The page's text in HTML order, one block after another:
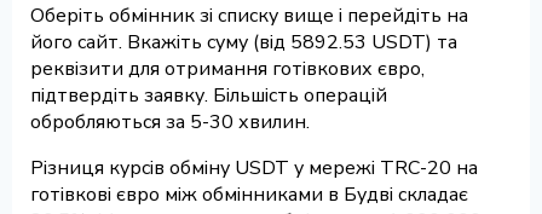
Оберіть обмінник зі списку вище і перейдіть на
його сайт. Вкажіть суму (від 5892.53 USDT) та
реквізити для отримання готівкових євро,
підтвердіть заявку. Більшість операцій
обробляються за 5-30 хвилин.
Різниця курсів обміну USDT у мережі TRC-20 на
готівкові євро між обмінниками в Будві складає